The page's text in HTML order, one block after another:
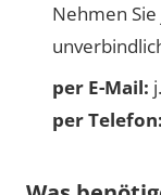
Nehmen
per E-Mail:
per Telefon: